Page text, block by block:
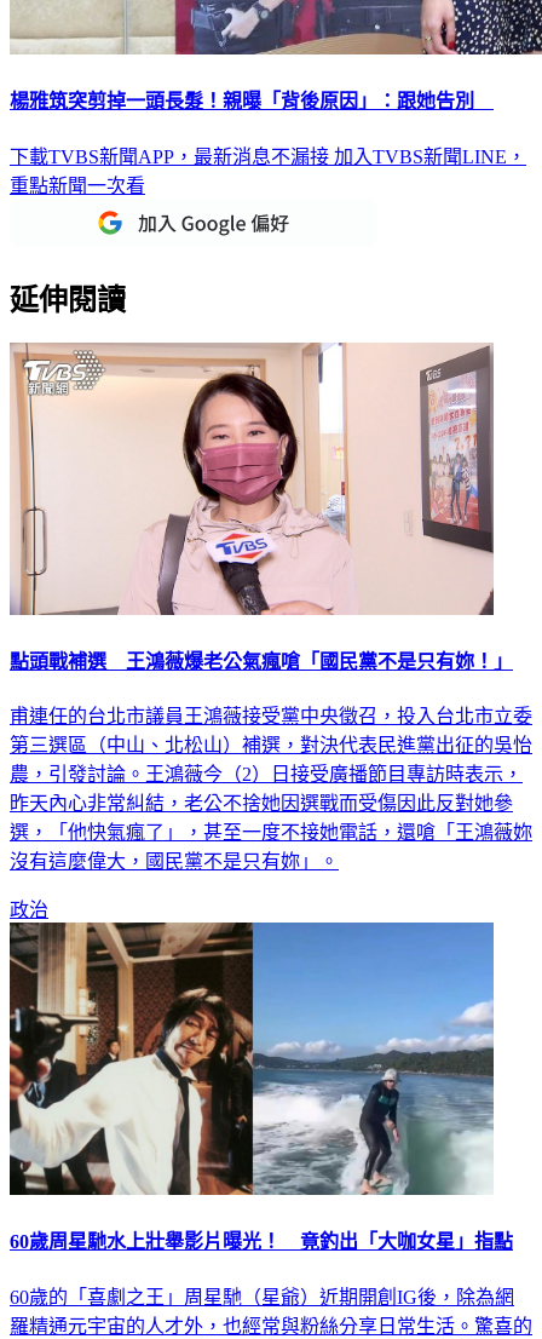
楊雅筑突剪掉一頭長髮！親曝「背後原因」：跟她告別
下載TVBS新聞APP，最新消息不漏接 加入TVBS新聞LINE，
重點新聞一次看
延伸閱讀
點頭戰補選 王鴻薇爆老公氣瘋嗆「國民黨不是只有妳！」
甫連任的台北市議員王鴻薇接受黨中央徵召，投入台北市立委
第三選區（中山、北松山）補選，對決代表民進黨出征的吳怡
農，引發討論。王鴻薇今（2）日接受廣播節目專訪時表示，
昨天內心非常糾結，老公不捨她因選戰而受傷因此反對她參
選，「他快氣瘋了」，甚至一度不接她電話，還嗆「王鴻薇妳
沒有這麼偉大，國民黨不是只有妳」。
政治
60歲周星馳水上壯舉影片曝光！ 竟釣出「大咖女星」指點
60歲的「喜劇之王」周星馳（星爺）近期開創IG後，除為網
羅精通元宇宙的人才外，也經常與粉絲分享日常生活。驚喜的